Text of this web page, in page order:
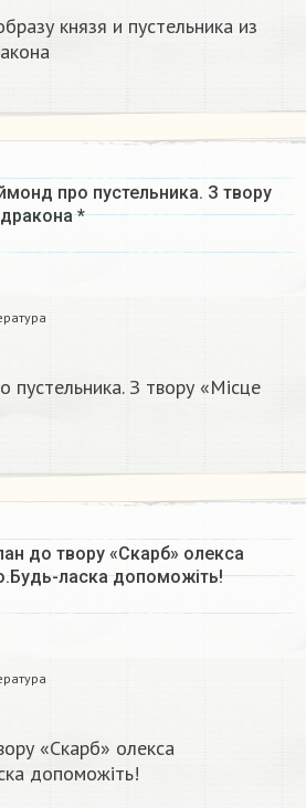
князя и пустельника из
про пустельника. З твору
*
пустельника. З твору «Місце
до твору «Скарб» олекса
ласка допоможіть!
«Скарб» олекса
допоможіть!